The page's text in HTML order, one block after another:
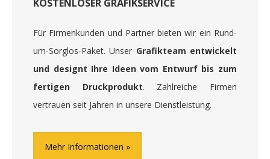
KOSTENLOSER GRAFIKSERVICE
Für Firmenkunden und Partner bieten wir ein Rund-
um-Sorglos-Paket. Unser Grafikteam entwickelt
und designt Ihre Ideen vom Entwurf bis zum
fertigen Druckprodukt. Zahlreiche Firmen
vertrauen seit Jahren in unsere Dienstleistung.
Mehr Informationen